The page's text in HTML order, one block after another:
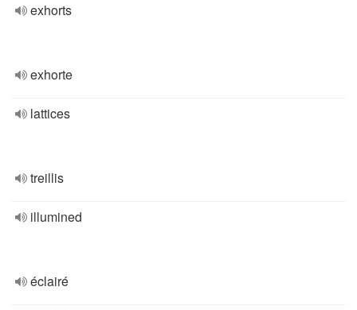
exhorts
exhorte
lattices
treillis
illumined
éclairé